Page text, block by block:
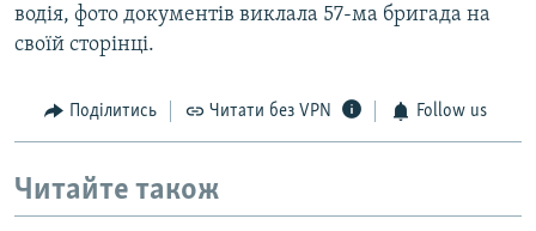
водія, фото документів виклала 57-ма бригада на
своїй сторінці.
Поділитись Читати без VPN Follow us
Читайте також